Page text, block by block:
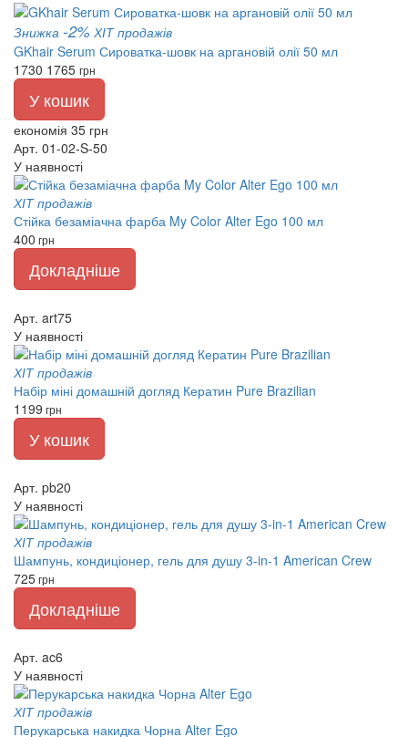
Знижка -2% ХІТ продажів
GKhair Serum Сироватка-шовк на аргановій олії 50 мл
1730 1765 грн
У кошик
економія 35 грн
Арт. 01-02-S-50
У наявності
ХІТ продажів
Стійка безаміачна фарба My Color Alter Ego 100 мл
400 грн
Докладніше
Арт. art75
У наявності
ХІТ продажів
Набір міні домашній догляд Кератин Pure Brazilian
1199 грн
У кошик
Арт. pb20
У наявності
ХІТ продажів
Шампунь, кондиціонер, гель для душу 3-in-1 American Crew
725грн
Докладніше
Арт. ac6
У наявності
ХІТ продажів
Перукарська накидка Чорна Alter Ego